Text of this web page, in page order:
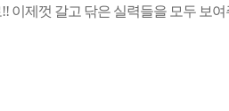
이제껏 갈고 닦은 실력들을 모두 보